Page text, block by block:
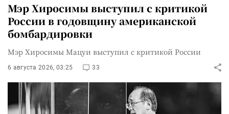
Мэр Хиросимы выступил с критикой
России в годовщину американской
бомбардировки
Мэр Хиросимы Мацуи выступил с критикой России
6 августа 2026, 03:25 33